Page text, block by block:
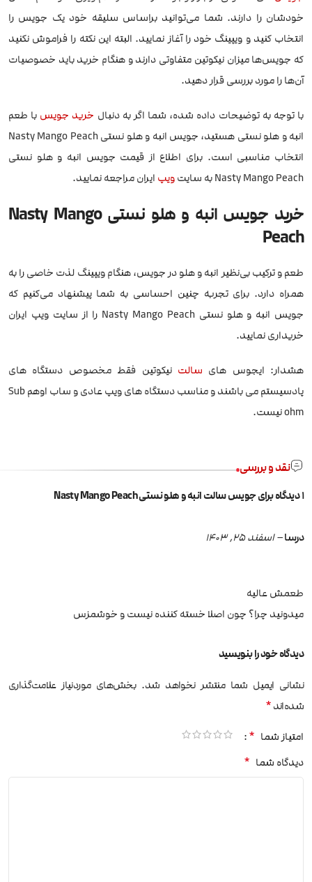
خودشان را دارند. شما می‌توانید براساس سلیقه خود یک جویس را
انتخاب کنید و ویپینگ خود را آغاز نمایید. البته این نکته را فراموش نکنید
که جویس‌ها میزان نیکوتین متفاوتی دارند و هنگام خرید باید خصوصیات
آن‌ها را مورد بررسی قرار دهید.
با توجه به توضیحات داده شده، شما اگر به دنبال خرید جویس با طعم
انبه و هلو نستی هستید، جویس انبه و هلو نستی Nasty Mango Peach
انتخاب مناسبی است. برای اطلاع از قیمت جویس انبه و هلو نستی
Nasty Mango Peach به سایت
ویپ ایران مراجعه نمایید.
خرید جویس انبه و هلو نستی Nasty Mango
Peach
طعم و ترکیب بی‌نظیر انبه و هلو در جویس، هنگام ویپینگ لذت خاصی را به
همراه دارد. برای تجربه چنین احساسی به شما پیشنهاد می‌کنیم که
جویس انبه و هلو نستی Nasty Mango Peach را از سایت ویپ ایران
خریداری نمایید.
هشدار: ایجوس های سالت نیکوتین فقط مخصوص دستگاه های
پادسیستم می باشند و مناسب دستگاه های ویپ عادی و ساب اوهم Sub
ohm نیست.
نقد و بررسی
1 دیدگاه برای جویس سالت انبه و هلو نستی Nasty Mango Peach
درسا– اسفند 25, 1403
طعمش عالیه
میدونید چرا؟ چون اصلا خسته کننده نیست و خوشمزس
دیدگاه خود را بنویسید
نشانی ایمیل شما منتشر نخواهد شد. بخش‌های موردنیاز علامت‌گذاری
شده‌اند*
امتیاز شما *
دیدگاه شما *